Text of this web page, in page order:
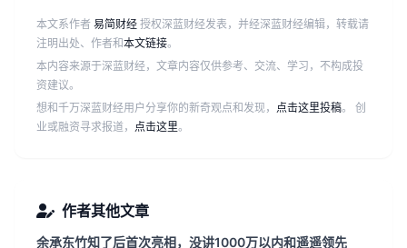
本文系作者 易简财经 授权深蓝财经发表，并经深蓝财经编辑，转载请
注明出处、作者和本文链接。
本内容来源于深蓝财经，文章内容仅供参考、交流、学习，不构成投
资建议。
想和千万深蓝财经用户分享你的新奇观点和发现， 点击这里投稿。 创
业或融资寻求报道， 点击这里。
作者其他文章
余承东竹知了后首次亮相，没讲1000万以内和遥遥领先